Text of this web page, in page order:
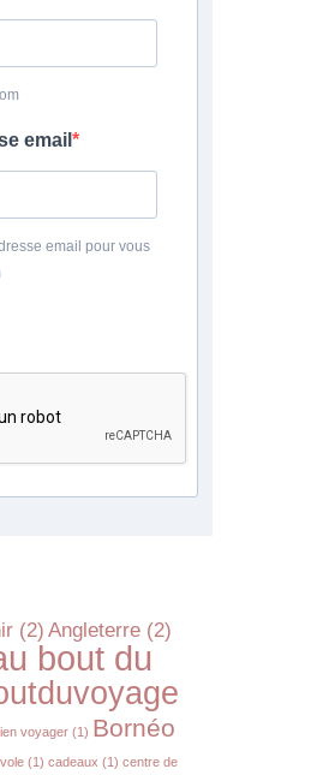
email
email pour vous
(2) Angleterre (2)
bout du
voyager (1) Bornéo
(1) cadeaux (1) centre de